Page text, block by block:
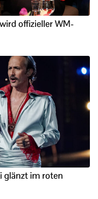
offizieller WM-
glänzt im roten